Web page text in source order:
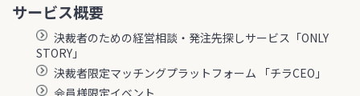
サービス概要
決裁者のための経営相談・発注先探しサービス「ONLY
STORY」
決裁者限定マッチングプラットフォーム 「チラCEO」